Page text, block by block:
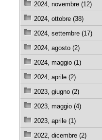
2024, novembre (12)
2024, ottobre (38)
2024, settembre (17)
2024, agosto (2)
2024, maggio (1)
2024, aprile (2)
2023, giugno (2)
2023, maggio (4)
2023, aprile (1)
2022, dicembre (2)